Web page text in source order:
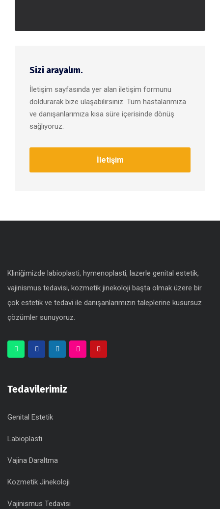
Sizi arayalım.
İletişim sayfasında yer alan iletişim formunu
doldurarak bize ulaşabilirsiniz. Tüm hastalarımıza
ve danışanlarımıza kısa süre içerisinde dönüş
sağlıyoruz.
İletişim
Kliniğimizde labioplasti, hymenoplasti, lazerle genital estetik,
vajinismus tedavisi, kozmetik jinekoloji başta olmak üzere bir
çok estetik ve tedavi ile danışanlarımızın taleplerine kusursuz
çözümler sunuyoruz.
Tedavilerimiz
Genital Estetik
Labioplasti
Vajina Daraltma
Kozmetik Jinekoloji
Vajinismus Tedavisi